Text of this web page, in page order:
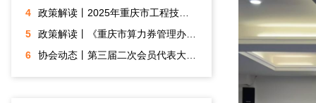
4
5
6